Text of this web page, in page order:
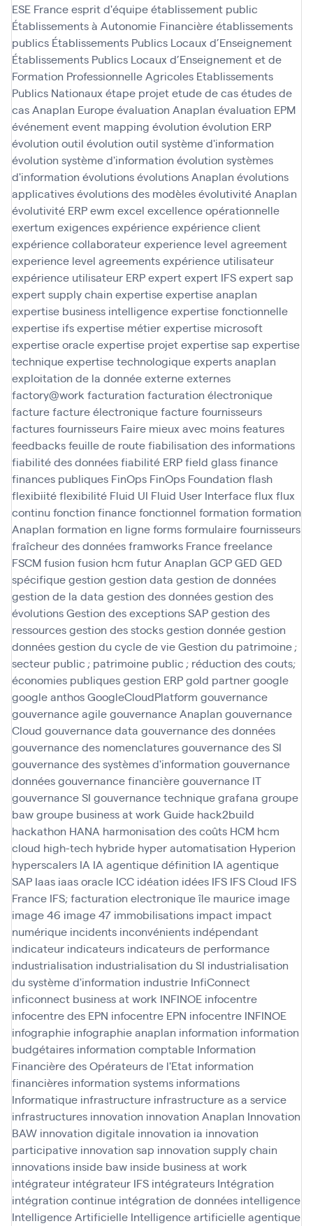
ESE Franceesprit d'équipeétablissement public
Établissements à Autonomie Financièreétablissements
publics Établissements Publics Locaux d’Enseignement
Établissements Publics Locaux d’Enseignement et de
Formation Professionnelle Agricoles Etablissements
Publics Nationaux étape projetetude de casétudes de
cas Anaplan Europeévaluation Anaplan évaluation EPM
événementevent mapping évolution évolution ERP
évolution outil évolution outil système d'information
évolution système d'information évolution systèmes
d'information évolutionsévolutions Anaplan évolutions
applicativesévolutions des modèlesévolutivité Anaplan
évolutivité ERPewm excel excellence opérationnelle
exertum exigencesexpérienceexpérience client
expérience collaborateurexperience level agreement
experience level agreementsexpérience utilisateur
expérience utilisateur ERPexpertexpert IFSexpert sap
expert supply chain expertiseexpertise anaplan
expertise business intelligenceexpertise fonctionnelle
expertise ifsexpertise métierexpertise microsoft
expertise oracleexpertise projetexpertise sap expertise
techniqueexpertise technologiqueexperts anaplan
exploitation de la donnéeexterneexternes
factory@work facturation facturation électronique
facturefacture électroniquefacture fournisseurs
factures fournisseurs Faire mieux avec moinsfeatures
feedbacksfeuille de routefiabilisation des informations
fiabilité des donnéesfiabilité ERPfield glassfinance
finances publiques FinOps FinOps Foundation flash
flexibiitéflexibilité Fluid UI Fluid User Interfaceflux flux
continu fonction financefonctionnel formation formation
Anaplan formation en ligneformsformulairefournisseurs
fraîcheur des donnéesframworks Francefreelance
FSCMfusion fusion hcm futur Anaplan GCPGED GED
spécifiquegestion gestion data gestion de données
gestion de la data gestion des donnéesgestion des
évolutionsGestion des exceptions SAPgestion des
ressourcesgestion des stocksgestion donnéegestion
donnéesgestion du cycle de vieGestion du patrimoine ;
secteur public ; patrimoine public ; réduction des couts;
économies publiquesgestion ERPgold partnergoogle
google anthosGoogleCloudPlatform gouvernance
gouvernance agilegouvernance Anaplan gouvernance
Cloud gouvernance data gouvernance des données
gouvernance des nomenclaturesgouvernance des SI
gouvernance des systèmes d'information gouvernance
donnéesgouvernance financièregouvernance IT
gouvernance SI gouvernance techniquegrafana groupe
bawgroupe business at work Guide hack2build
hackathon HANA harmonisation des coûts HCM hcm
cloud high-tech hybride hyper automatisation Hyperion
hyperscalers IA IA agentique définition IA agentique
SAP Iaas iaas oracle ICC idéation idées IFS IFS Cloud IFS
France IFS; facturation electroniqueîle maurice image
image 46 image 47 immobilisations impact impact
numérique incidents inconvénients indépendant
indicateur indicateurs indicateurs de performance
industrialisation industrialisation du SI industrialisation
du système d'information industrie InfiConnect
inficonnect business at work INFINOE infocentre
infocentre des EPN infocentre EPN infocentre INFINOE
infographie infographie anaplan information information
budgétaires information comptable Information
Financière des Opérateurs de l'Etat information
financières information systems informations
Informatique infrastructure infrastructure as a service
infrastructures innovation innovation Anaplan Innovation
BAW innovation digitale innovation ia innovation
participative innovation sap innovation supply chain
innovations inside baw inside business at work
intégrateur intégrateur IFS intégrateurs Intégration
intégration continue intégration de données intelligence
Intelligence Artificielle Intelligence artificielle agentique